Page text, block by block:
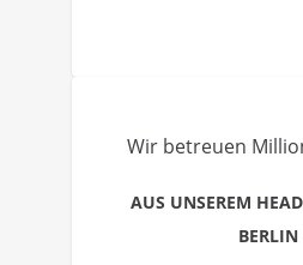
Wir betreuen
AUS UNSEREM
BERLIN